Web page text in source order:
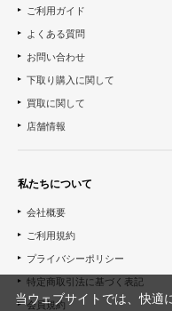
ご利用ガイド
よくある質問
お問い合わせ
下取り購入に関して
買取に関して
店舗情報
私たちについて
会社概要
ご利用規約
プライバシーポリシー
特定商取引法に基づく表記
会員規約
当ウェブサイトでは、快適